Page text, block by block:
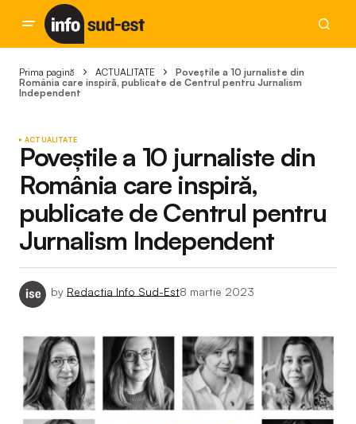
Prima pagină ACTUALITATE
Poveștile a 10 jurnaliste din
România care inspiră, publicate de Centrul pentru Jurnalism
Independent
ACTUALITATE
Poveștile a 10 jurnaliste din
România care inspiră,
publicate de Centrul pentru
Jurnalism Independent
by Redactia Info Sud-Est8 martie 2023